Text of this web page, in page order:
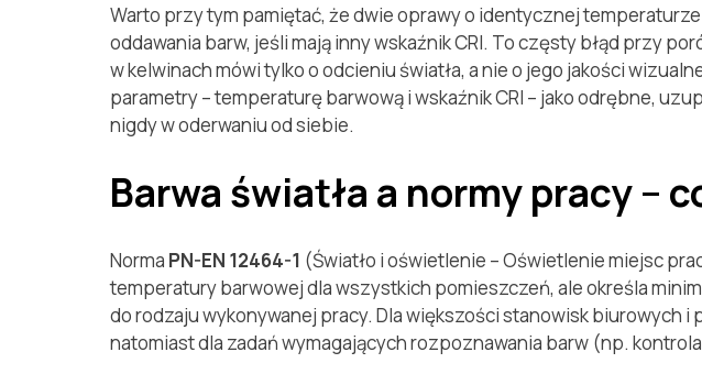
Warto przy tym pamiętać, że dwie oprawy o identycznej
oddawania barw, jeśli mają inny wskaźnik CRI. To częsty błąd przy
w kelwinach mówi tylko o odcieniu światła, a nie o jego jakości
parametry – temperaturę barwową i wskaźnik CRI – jako odrębne,
nigdy w oderwaniu od siebie.
Barwa światła a normy pracy –
Norma PN-EN 12464-1 (Światło i oświetlenie – Oświetlenie miejsc
temperatury barwowej dla wszystkich pomieszczeń, ale określa
do rodzaju wykonywanej pracy. Dla większości stanowisk biurowych
natomiast dla zadań wymagających rozpoznawania barw (np.